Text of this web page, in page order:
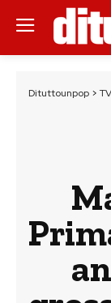
Dituttounpop > TV